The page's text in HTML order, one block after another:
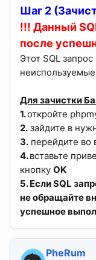
Шаг 2
!!! Данный
после
Этот SQL
Для зачистки
1.откройте
2. зайдите в
3. перейдите во
4.вставьте
кнопку OK
5. Если SQL
не обращайте
успешное
PheRum